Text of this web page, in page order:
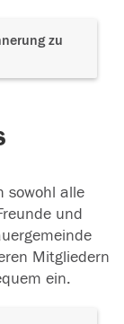
zu
sowohl alle
und
Mitgliedern
ein.